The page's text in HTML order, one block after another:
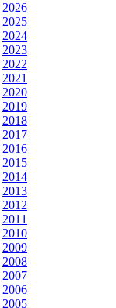
2026
2025
2024
2023
2022
2021
2020
2019
2018
2017
2016
2015
2014
2013
2012
2011
2010
2009
2008
2007
2006
2005